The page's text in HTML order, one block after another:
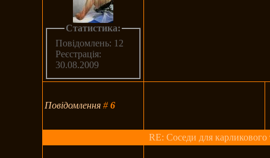
Статистика:
Повідомлень: 12
Реєстрація:
30.08.2009
Повідомлення#6
RE: Соседи для карликового